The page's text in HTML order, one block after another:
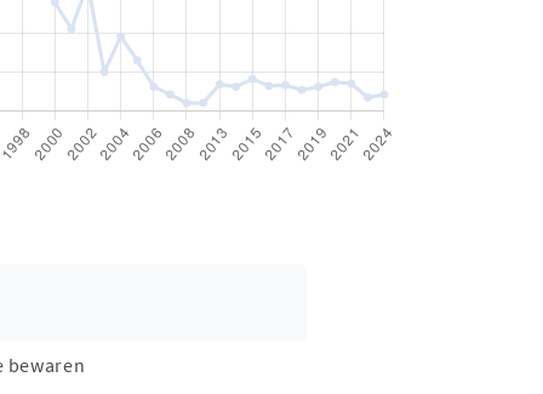
bewaren